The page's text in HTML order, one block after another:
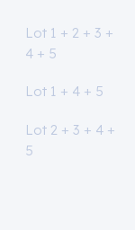
Lot 1 + 2 + 3 +
4 + 5
Lot 1 + 4 + 5
Lot 2 + 3 + 4 +
5